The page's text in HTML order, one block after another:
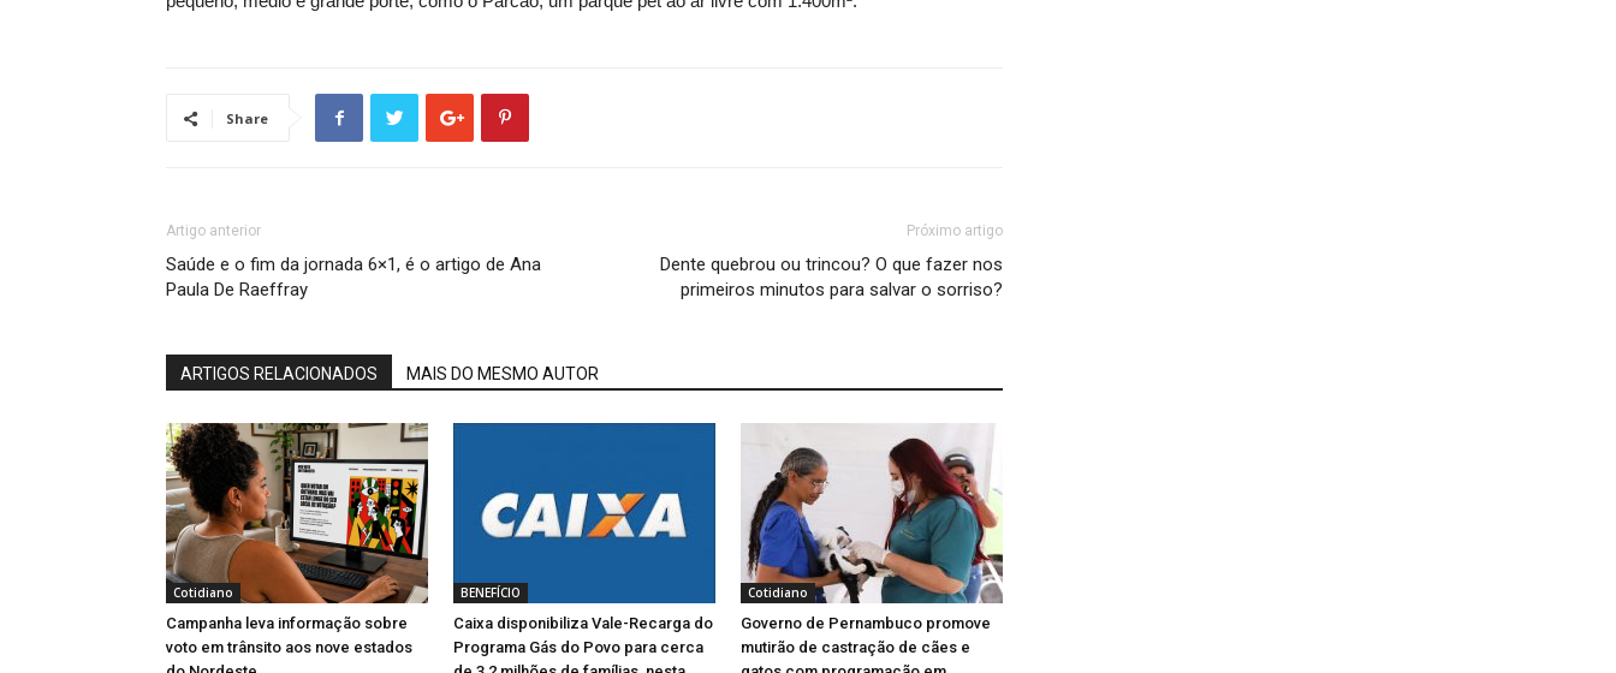
Share
Artigo anterior
Saúde e o fim da jornada 6×1, é o artigo de Ana
Paula De Raeffray
Próximo artigo
Dente quebrou ou trincou? O que fazer nos
primeiros minutos para salvar o sorriso?
ARTIGOS RELACIONADOS MAIS DO MESMO AUTOR
Cotidiano
Campanha leva informação sobre
voto em trânsito aos nove estados
BENEFÍCIO
Caixa disponibiliza Vale-Recarga do
Programa Gás do Povo para cerca
Cotidiano
Governo de Pernambuco promove
mutirão de castração de cães e